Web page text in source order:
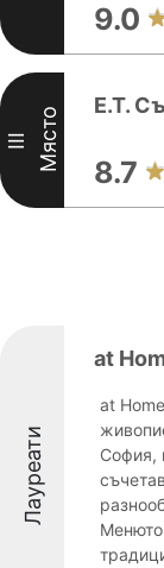
9.0
III Място
E.T.
8.7
Лауреати
at
at
София,
Менюто